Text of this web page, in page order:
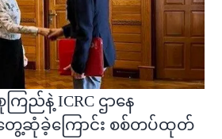
ြည်နဲ့ ICRC ဌာနေ
ဆုံခဲ့ကြောင်း စစ်တပ်ထုတ်